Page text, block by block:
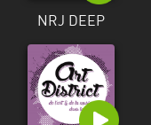
NRJ DEEP